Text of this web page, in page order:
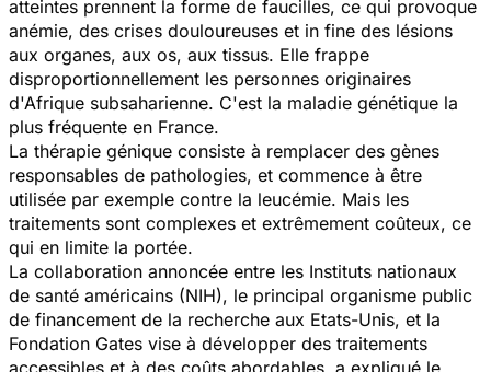
atteintes prennent la forme de faucilles, ce qui provoque
anémie, des crises douloureuses et in fine des lésions
aux organes, aux os, aux tissus. Elle frappe
disproportionnellement les personnes originaires
d'Afrique subsaharienne. C'est la maladie génétique la
plus fréquente en France.
La thérapie génique consiste à remplacer des gènes
responsables de pathologies, et commence à être
utilisée par exemple contre la leucémie. Mais les
traitements sont complexes et extrêmement coûteux, ce
qui en limite la portée.
La collaboration annoncée entre les Instituts nationaux
de santé américains (NIH), le principal organisme public
de financement de la recherche aux Etats-Unis, et la
Fondation Gates vise à développer des traitements
accessibles et à des coûts abordables, a expliqué le